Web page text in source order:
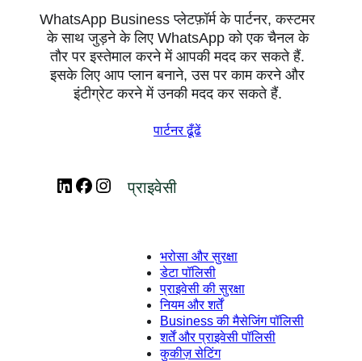
WhatsApp Business प्लेटफ़ॉर्म के पार्टनर, कस्टमर
के साथ जुड़ने के लिए WhatsApp को एक चैनल के
तौर पर इस्तेमाल करने में आपकी मदद कर सकते हैं.
इसके लिए आप प्लान बनाने, उस पर काम करने और
इंटीग्रेट करने में उनकी मदद कर सकते हैं.
पार्टनर ढूँढें
LinkedInFacebook
Instagram
प्राइवेसी
भरोसा और सुरक्षा
डेटा पॉलिसी
प्राइवेसी की सुरक्षा
नियम और शर्तें
Business की मैसेजिंग पॉलिसी
शर्तें और प्राइवेसी पॉलिसी
कुकीज़ सेटिंग